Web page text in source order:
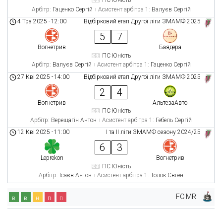
Арбітр: Гаценко Сергій Асистент арбітра 1: Валуєв Сергій
Відбірковий етап Другої ліги ЗМАМФ 2025
4 Тра 2025 -12:00
Вогнетрив
5 7
Баядера
ПС Юність
Арбітр: Валуєв Сергій Асистент арбітра 1: Гаценко Сергій
Відбірковий етап Другої ліги ЗМАМФ 2025
27 Кві 2025 -14:00
Вогнетрив
2 4
АльтезаАвто
ПС Юність
Арбітр: Верещагін Антон Асистент арбітра 1: Гебель Сергій
І та ІІ ліги ЗМАМФ сезону 2024/25
12 Кві 2025 -11:00
Leprekon
6 3
Вогнетрив
ПС Юність
Арбітр: Ісаєв Антон Асистент арбітра 1: Толок Євген
FC MR
в в н п п